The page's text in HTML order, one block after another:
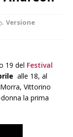
Versione
19 del Festival
alle 18, al
Vittorino
la prima